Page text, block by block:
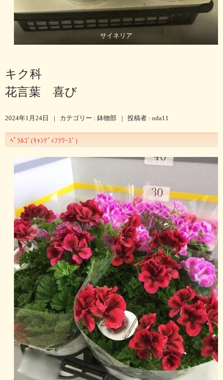
サイネリア
キク科
花言葉 喜び
2024年1月24日 | カテゴリー : 鉢物部 | 投稿者 : oda11
ﾍﾟﾗﾙｺﾞ(ｷｬﾝﾃﾞｨﾌﾗﾜｰｽﾞ)